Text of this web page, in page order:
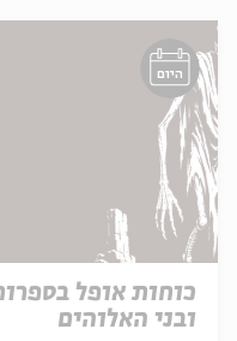
היום
כוחות אופל
ובני האלוהים